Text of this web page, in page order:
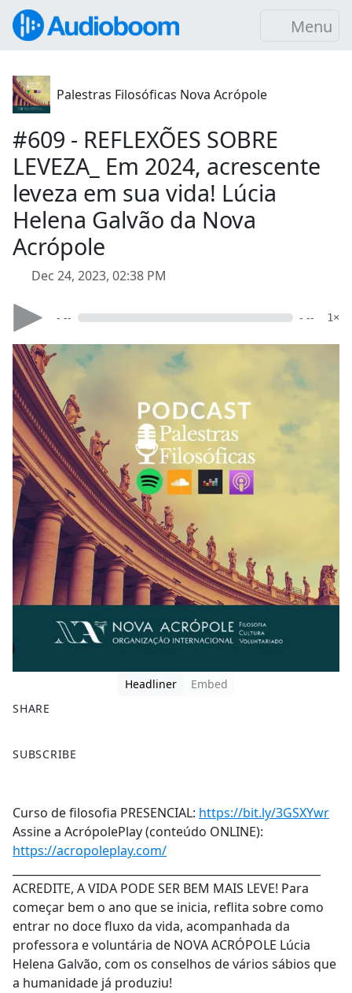
Menu
Palestras Filosóficas Nova Acrópole
#609 - REFLEXÕES SOBRE
LEVEZA_ Em 2024, acrescente
leveza em sua vida! Lúcia
Helena Galvão da Nova
Acrópole
Dec 24, 2023, 02:38 PM
- -- - -- 1×
Headliner
Embed
SHARE
a
b
o
o
k
SUBSCRIBE
Curso de filosofia PRESENCIAL: https://bit.ly/3GSXYwr
Assine a AcrópolePlay (conteúdo ONLINE):
https://acropoleplay.com/
ACREDITE, A VIDA PODE SER BEM MAIS LEVE! Para
começar bem o ano que se inicia, reflita sobre como
entrar no doce fluxo da vida, acompanhada da
professora e voluntária de NOVA ACRÓPOLE Lúcia
Helena Galvão, com os conselhos de vários sábios que
a humanidade já produziu!